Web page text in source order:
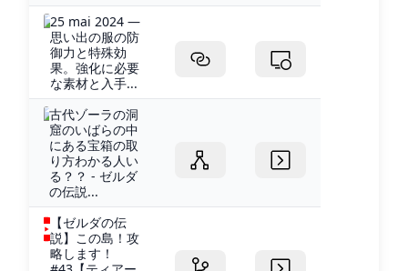
25 mai 2024 —
思い出の服の防
御力と特殊効
果。強化に必要
な素材と入手...
古代ゾーラの洞
窟のいばらの中
にある宝箱の取
り方わかる人い
る？？ - ゼルダ
の伝説...
【ゼルダの伝
説】この島！攻
略します！